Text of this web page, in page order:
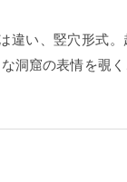
違い、竪穴形式
洞窟の表情を覗